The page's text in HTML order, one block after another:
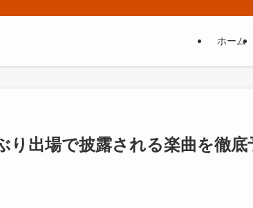
ホーム
り出場で披露される楽曲を徹底